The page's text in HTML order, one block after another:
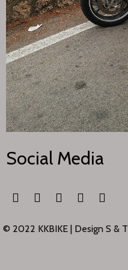
Social Media
© 2022 KKBIKE | Design S & T